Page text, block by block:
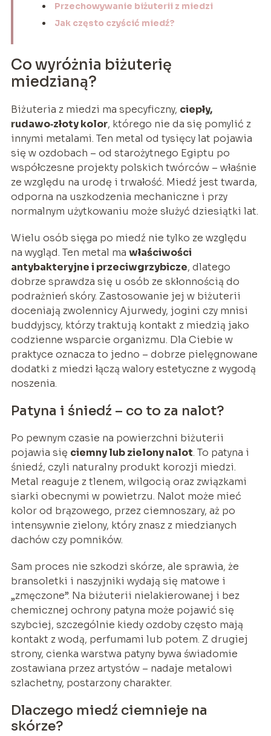
Przechowywanie biżuterii z miedzi
Jak często czyścić miedź?
Co wyróżnia biżuterię
miedzianą?
Biżuteria z miedzi ma specyficzny, ciepły,
rudawo‑złoty kolor, którego nie da się pomylić z
innymi metalami. Ten metal od tysięcy lat pojawia
się w ozdobach – od starożytnego Egiptu po
współczesne projekty polskich twórców – właśnie
ze względu na urodę i trwałość. Miedź jest twarda,
odporna na uszkodzenia mechaniczne i przy
normalnym użytkowaniu może służyć dziesiątki lat.
Wielu osób sięga po miedź nie tylko ze względu
na wygląd. Ten metal ma właściwości
antybakteryjne i przeciwgrzybicze, dlatego
dobrze sprawdza się u osób ze skłonnością do
podrażnień skóry. Zastosowanie jej w biżuterii
doceniają zwolennicy Ajurwedy, jogini czy mnisi
buddyjscy, którzy traktują kontakt z miedzią jako
codzienne wsparcie organizmu. Dla Ciebie w
praktyce oznacza to jedno – dobrze pielęgnowane
dodatki z miedzi łączą walory estetyczne z wygodą
noszenia.
Patyna i śniedź – co to za nalot?
Po pewnym czasie na powierzchni biżuterii
pojawia się ciemny lub zielony nalot. To patyna i
śniedź, czyli naturalny produkt korozji miedzi.
Metal reaguje z tlenem, wilgocią oraz związkami
siarki obecnymi w powietrzu. Nalot może mieć
kolor od brązowego, przez ciemnoszary, aż po
intensywnie zielony, który znasz z miedzianych
dachów czy pomników.
Sam proces nie szkodzi skórze, ale sprawia, że
bransoletki i naszyjniki wydają się matowe i
„zmęczone”. Na biżuterii nielakierowanej i bez
chemicznej ochrony patyna może pojawić się
szybciej, szczególnie kiedy ozdoby często mają
kontakt z wodą, perfumami lub potem. Z drugiej
strony, cienka warstwa patyny bywa świadomie
zostawiana przez artystów – nadaje metalowi
szlachetny, postarzony charakter.
Dlaczego miedź ciemnieje na
skórze?